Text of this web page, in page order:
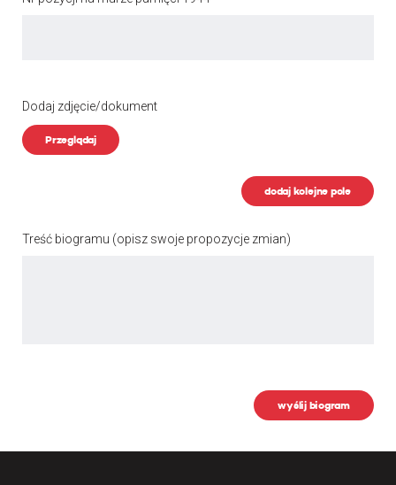
Dodaj zdjęcie/dokument
Przeglądaj
dodaj kolejne pole
Treść biogramu (opisz swoje propozycje zmian)
wyślij biogram